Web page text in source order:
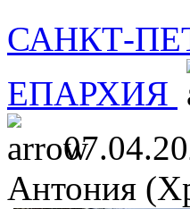
САНКТ-
ЕПАРХИЯ
Антония